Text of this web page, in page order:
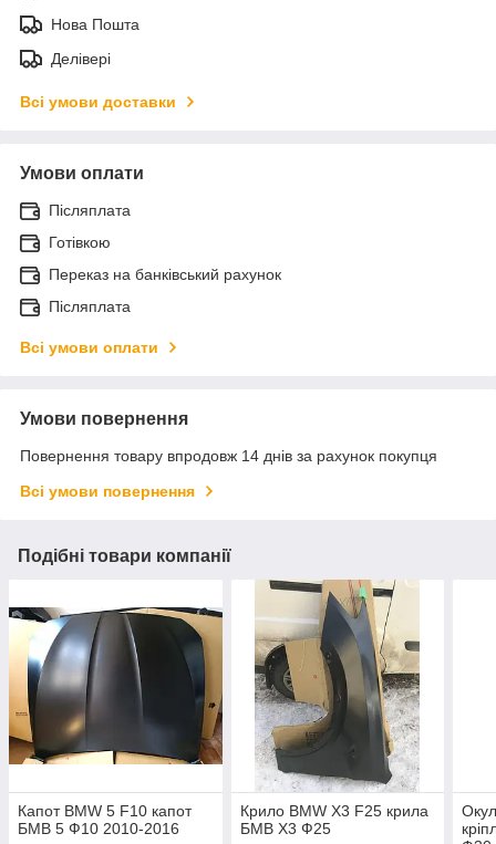
Нова Пошта
Делівері
Всі умови доставки
Умови оплати
Післяплата
Готівкою
Переказ на банківський рахунок
Післяплата
Всі умови оплати
Умови повернення
Повернення товару впродовж 14 днів за рахунок покупця
Всі умови повернення
Подібні товари компанії
Капот BMW 5 F10 капот
БМВ 5 Ф10 2010-2016
Крило BMW X3 F25 крила
БМВ Х3 Ф25